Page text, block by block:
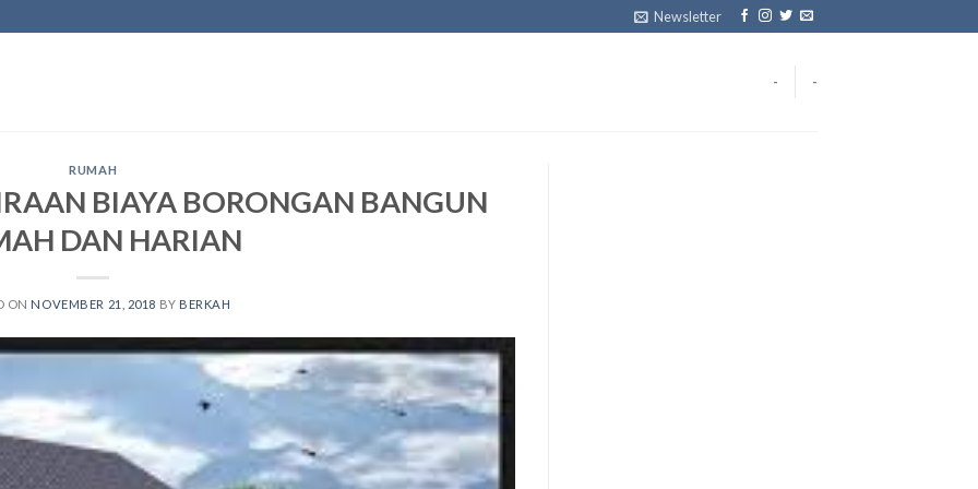
Newsletter
- -
RUMAH
BIAYA BORONGAN BANGUN
DAN HARIAN
ON NOVEMBER 21, 2018 BY BERKAH